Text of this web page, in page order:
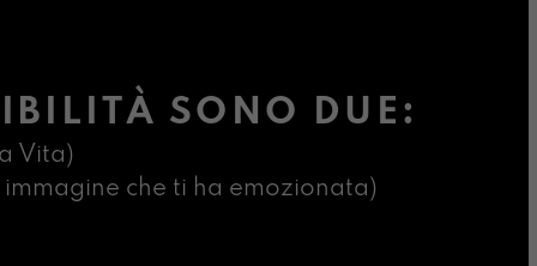
SONO DUE:
Vita)
che ti ha emozionata)